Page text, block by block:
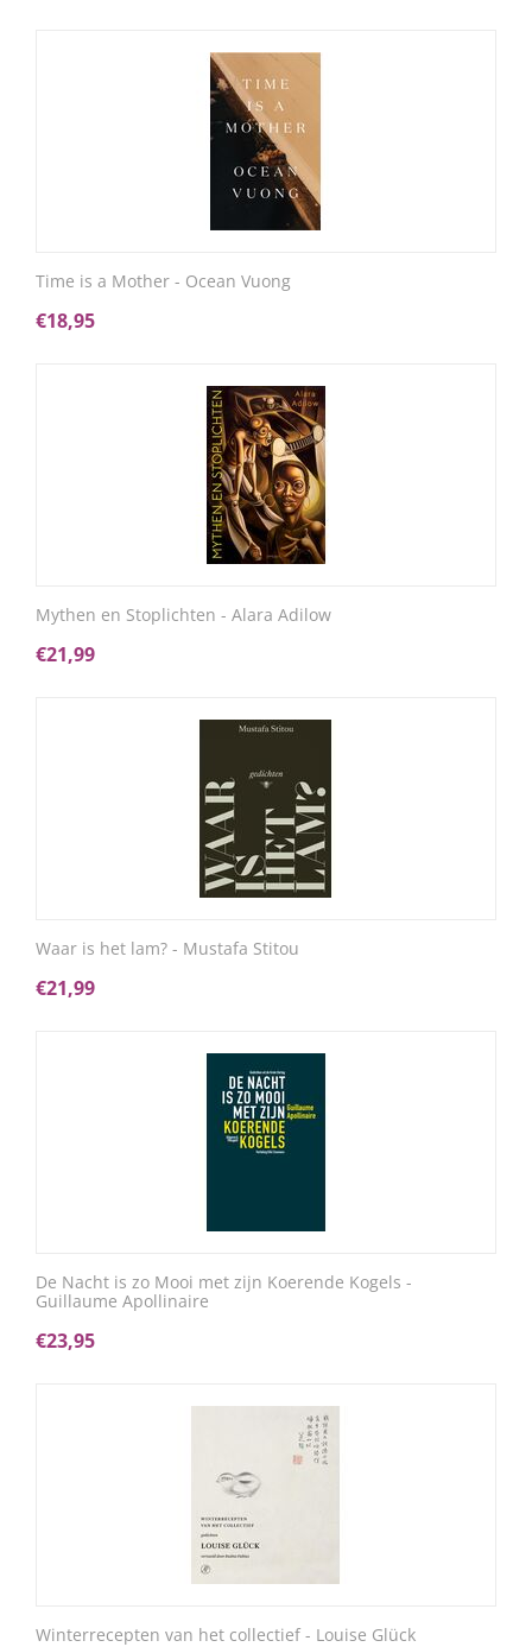
Time is a Mother - Ocean Vuong
€18,95
Mythen en Stoplichten - Alara Adilow
€21,99
Waar is het lam? - Mustafa Stitou
€21,99
De Nacht is zo Mooi met zijn Koerende Kogels -
Guillaume Apollinaire
€23,95
Winterrecepten van het collectief - Louise Glück